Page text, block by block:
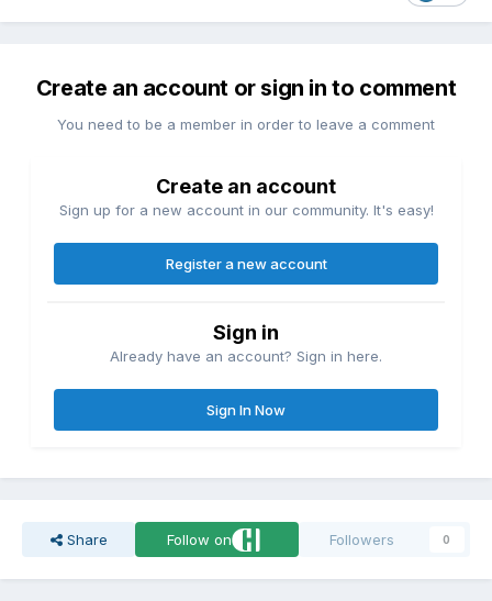
Create an account or sign in to comment
You need to be a member in order to leave a comment
Create an account
Sign up for a new account in our community. It's easy!
Register a new account
Sign in
Already have an account? Sign in here.
Sign In Now
Share Follow on Followers 0